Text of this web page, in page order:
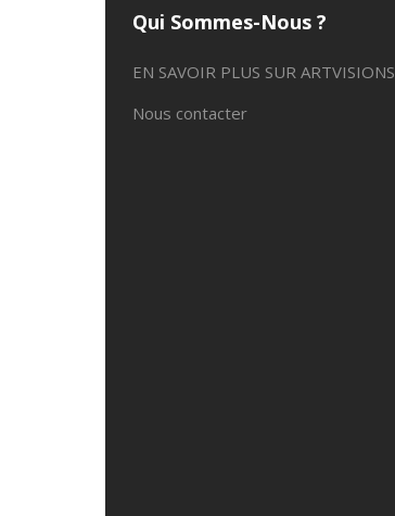
Qui Sommes-Nous ?
EN SAVOIR PLUS SUR ARTVISIONS
Nous contacter